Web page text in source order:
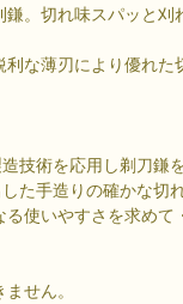
。切れ味スパッと刈
な薄刃により優れ
技術を応用し剃刀鎌
た手造りの確かな切
使いやすさを求めて
せん。